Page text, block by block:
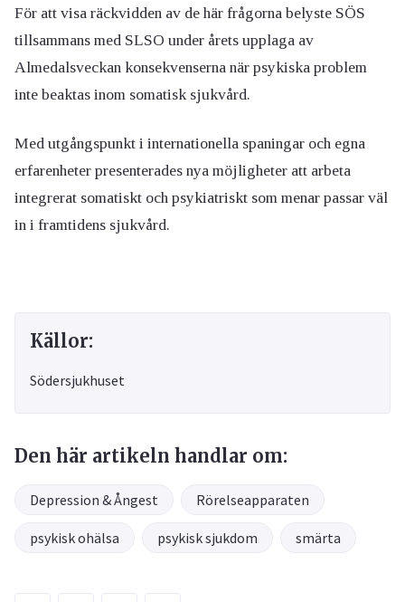
För att visa räckvidden av de här frågorna belyste SÖS
tillsammans med SLSO under årets upplaga av
Almedalsveckan konsekvenserna när psykiska problem
inte beaktas inom somatisk sjukvård.
Med utgångspunkt i internationella spaningar och egna
erfarenheter presenterades nya möjligheter att arbeta
integrerat somatiskt och psykiatriskt som menar passar väl
in i framtidens sjukvård.
Källor:
Södersjukhuset
Den här artikeln handlar om:
Depression & Ångest Rörelseapparaten
psykisk ohälsa psykisk sjukdom smärta